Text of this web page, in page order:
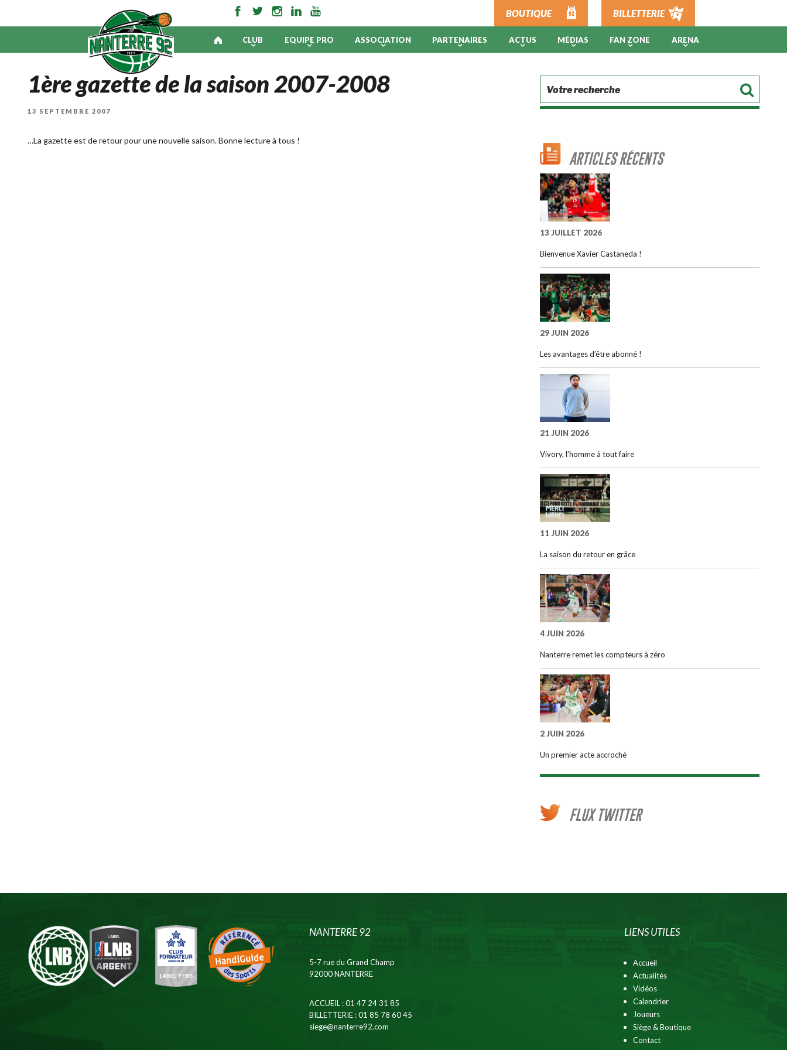
BOUTIQUE BILLETTERIE
CLUB EQUIPE PRO ASSOCIATION PARTENAIRES ACTUS MÉDIAS FAN ZONE ARENA
1ère gazette de la saison 2007-2008
PUBLIÉ
13 SEPTEMBRE 2007
…La gazette est de retour pour une nouvelle saison. Bonne lecture à tous !
ARTICLES RÉCENTS
13 JUILLET 2026
Bienvenue Xavier Castaneda !
29 JUIN 2026
Les avantages d’être abonné !
21 JUIN 2026
Vivory, l’homme à tout faire
11 JUIN 2026
La saison du retour en grâce
4 JUIN 2026
Nanterre remet les compteurs à zéro
2 JUIN 2026
Un premier acte accroché
FLUX TWITTER
NANTERRE 92
5-7 rue du Grand Champ
92000 NANTERRE
ACCUEIL : 01 47 24 31 85
BILLETTERIE : 01 85 78 60 45
siege@nanterre92.com
LIENS UTILES
Accueil
Actualités
Vidéos
Calendrier
Joueurs
Siège & Boutique
Contact